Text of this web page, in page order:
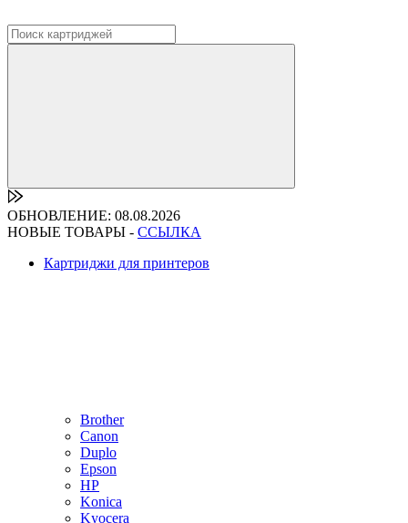
ОБНОВЛЕНИЕ: 08.08.2026
НОВЫЕ ТОВАРЫ - ССЫЛКА
Картриджи для принтеров
Brother
Canon
Duplo
Epson
HP
Konica
Kyocera